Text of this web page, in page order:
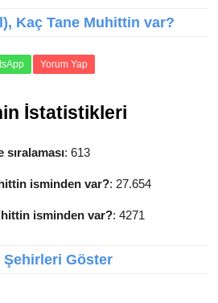
Kaç Tane Muhittin var?
Yorum Yap
İstatistikleri
: 613
isminden var?: 27.654
isminden var?: 4271
Şehirleri Göster